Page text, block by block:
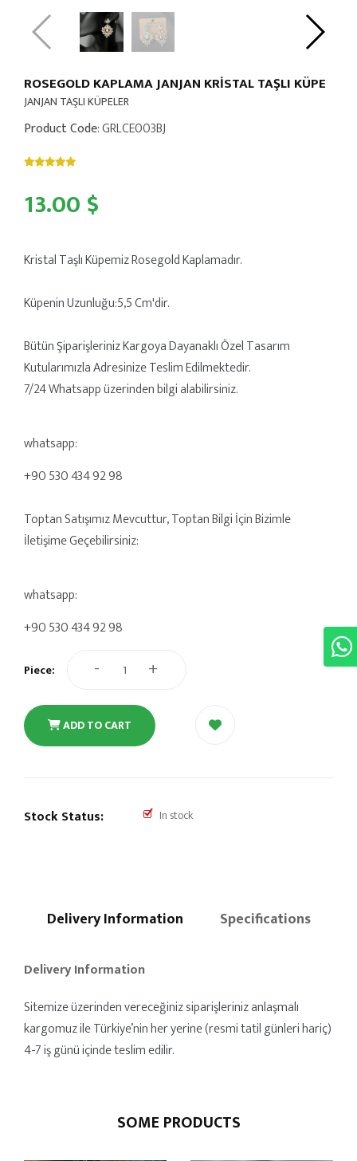
ROSEGOLD KAPLAMA JANJAN KRİSTAL TAŞLI KÜPE
JANJAN TAŞLI KÜPELER
Product Code: GRLCE003BJ
13.00 $
Kristal Taşlı Küpemiz Rosegold Kaplamadır.
Küpenin Uzunluğu:5,5 Cm'dir.
Bütün Şiparişleriniz Kargoya Dayanaklı Özel Tasarım
Kutularımızla Adresinize Teslim Edilmektedir.
7/24 Whatsapp üzerinden bilgi alabilirsiniz.
whatsapp:
+90 530 434 92 98
Toptan Satışımız Mevcuttur, Toptan Bilgi İçin Bizimle
İletişime Geçebilirsiniz:
whatsapp:
+90 530 434 92 98
Piece: - +
ADD TO CART
Stock Status: In stock
Delivery Information Specifications
Delivery Information
Sitemize üzerinden vereceğiniz siparişleriniz anlaşmalı
kargomuz ile Türkiye’nin her yerine (resmi tatil günleri hariç)
4-7 iş günü içinde teslim edilir.
SOME PRODUCTS